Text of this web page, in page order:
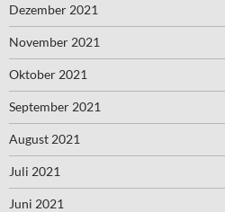
Dezember 2021
November 2021
Oktober 2021
September 2021
August 2021
Juli 2021
Juni 2021